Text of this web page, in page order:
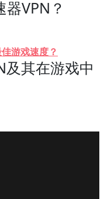
VPN？
游戏速度？
及其在游戏中